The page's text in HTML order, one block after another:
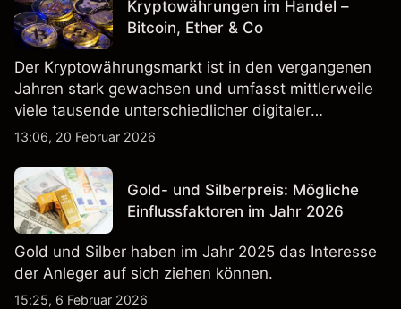
Kryptowährungen im Handel –
Bitcoin, Ether & Co
Der Kryptowährungsmarkt ist in den vergangenen
Jahren stark gewachsen und umfasst mittlerweile
viele tausende unterschiedlicher digitaler
Währungen.
13:06, 20 Februar 2026
Gold- und Silberpreis: Mögliche
Einflussfaktoren im Jahr 2026
Gold und Silber haben im Jahr 2025 das Interesse
der Anleger auf sich ziehen können.
15:25, 6 Februar 2026